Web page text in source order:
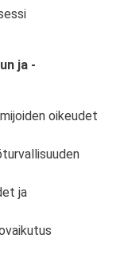
ja -
oikeudet
ja